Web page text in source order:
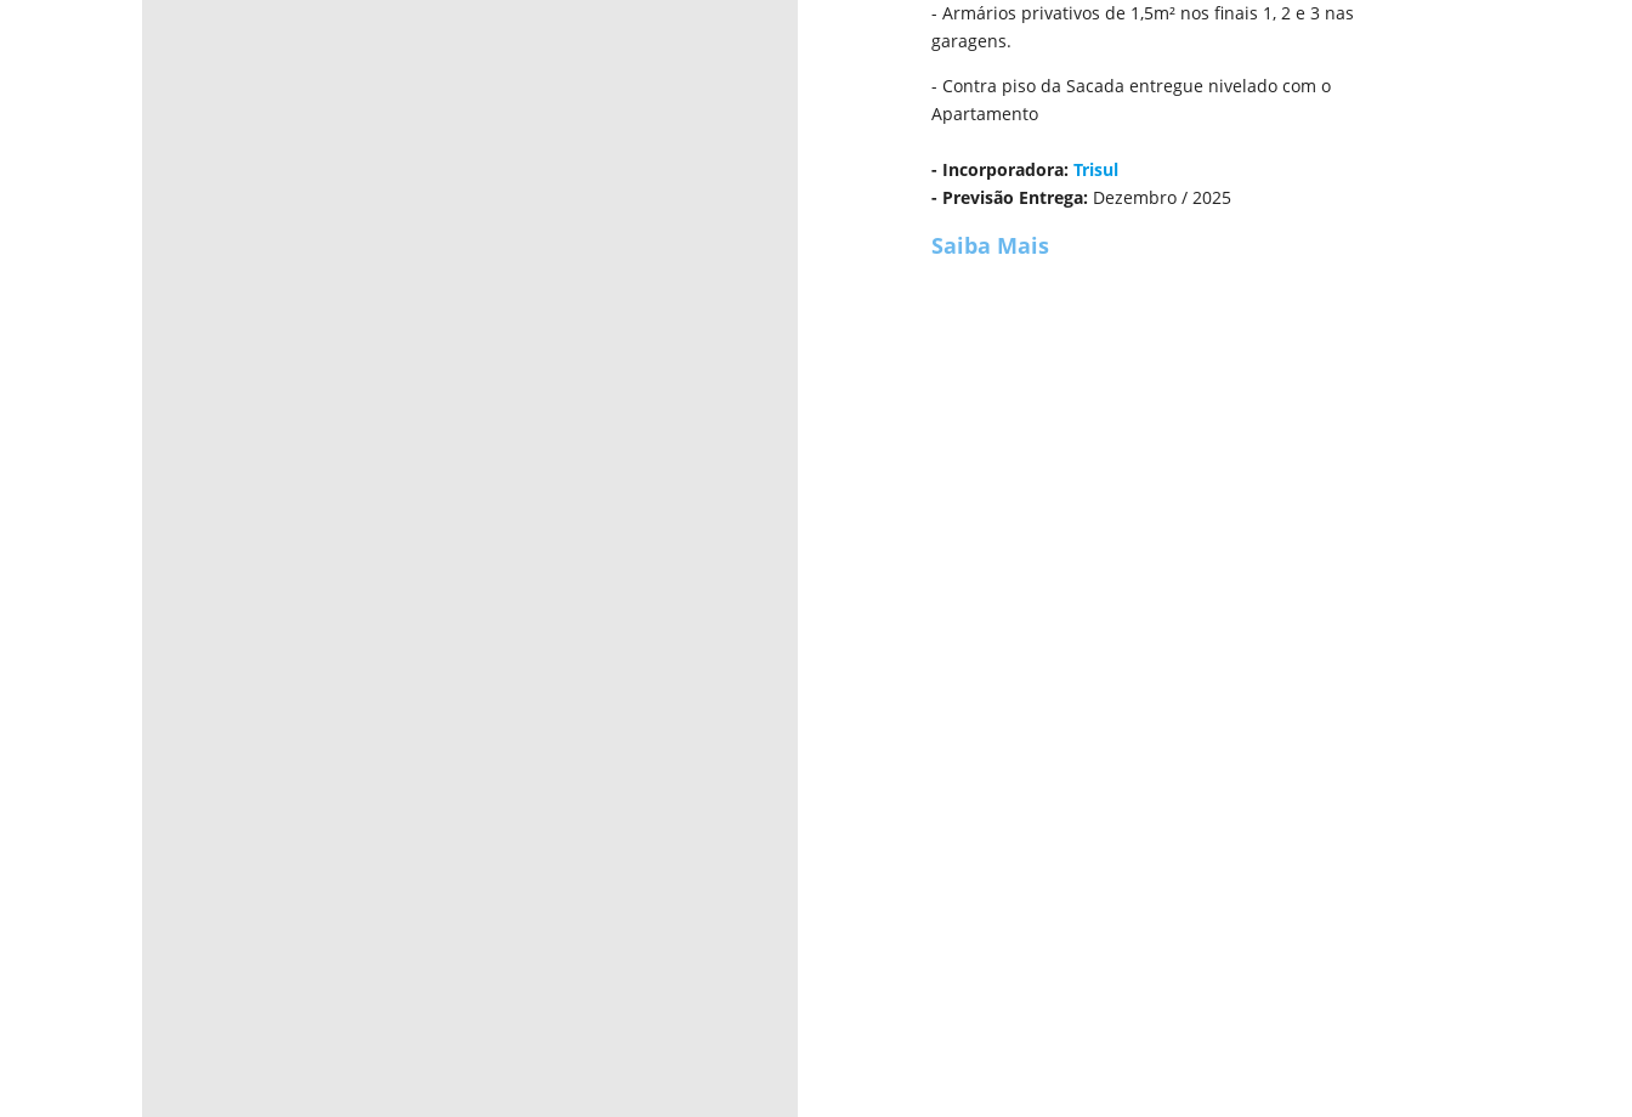
- Armários privativos de 1,5m² nos finais 1, 2 e 3 nas
garagens.
- Contra piso da Sacada entregue nivelado com o
Apartamento
- Incorporadora: Trisul
- Previsão Entrega: Dezembro / 2025
Saiba Mais